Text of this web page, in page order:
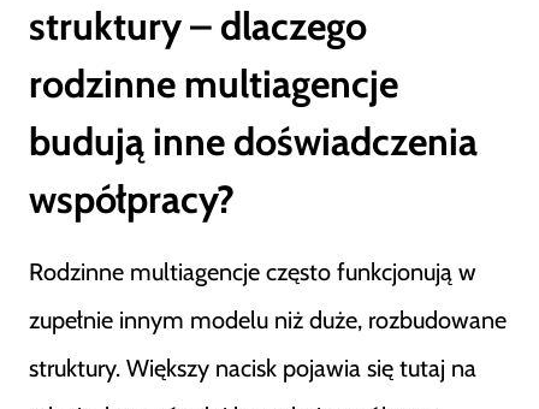
struktury – dlaczego
rodzinne multiagencje
budują inne doświadczenia
współpracy?
Rodzinne multiagencje często funkcjonują w
zupełnie innym modelu niż duże, rozbudowane
struktury. Większy nacisk pojawia się tutaj na